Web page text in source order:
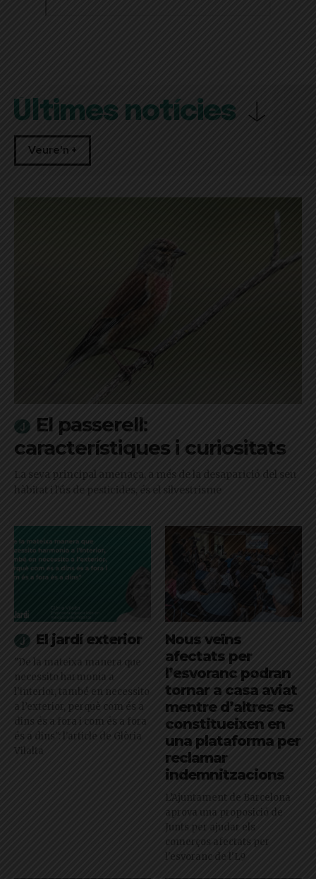
Últimes notícies
Veure'n +
El passerell:
característiques i curiositats
La seva principal amenaça, a més de la desaparició del seu
hàbitat i l'ús de pesticides, és el silvestrisme
El jardí exterior
"De la mateixa manera que
necessito harmonia a
l’interior, també en necessito
a l’exterior, perquè com és a
dins és a fora i com és a fora
és a dins": l'article de Glòria
Vilalta
Nous veïns
afectats per
l’esvoranc podran
tornar a casa aviat
mentre d’altres es
constitueixen en
una plataforma per
reclamar
indemnitzacions
L’Ajuntament de Barcelona
aprova una proposició de
Junts per ajudar els
comerços afectats per
l'esvoranc de l'L9